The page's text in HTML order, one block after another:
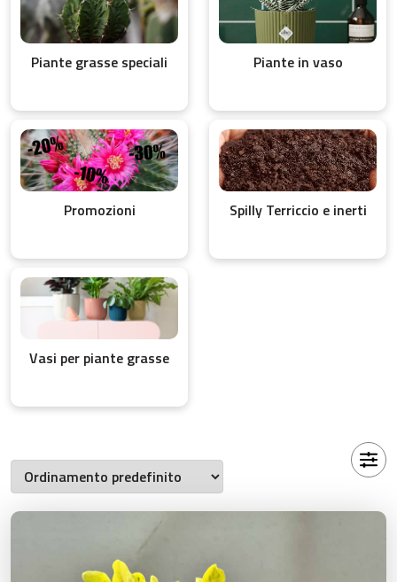
Piante grasse speciali Piante in vaso
Promozioni Spilly Terriccio e inerti
Vasi per piante grasse